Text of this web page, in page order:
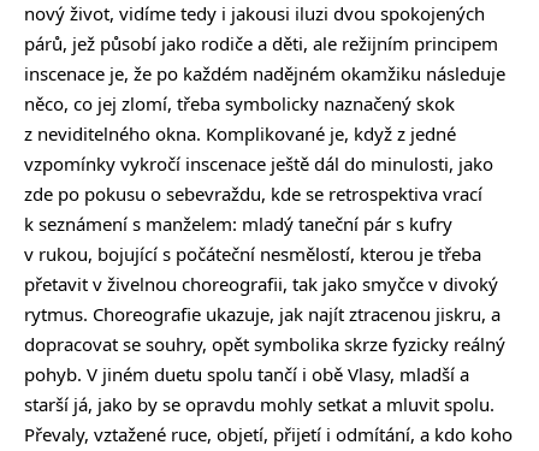
nový život, vidíme tedy i jakousi iluzi dvou spokojených
párů, jež působí jako rodiče a děti, ale režijním principem
inscenace je, že po každém nadějném okamžiku následuje
něco, co jej zlomí, třeba symbolicky naznačený skok
z neviditelného okna. Komplikované je, když z jedné
vzpomínky vykročí inscenace ještě dál do minulosti, jako
zde po pokusu o sebevraždu, kde se retrospektiva vrací
k seznámení s manželem: mladý taneční pár s kufry
v rukou, bojující s počáteční nesmělostí, kterou je třeba
přetavit v živelnou choreografii, tak jako smyčce v divoký
rytmus. Choreografie ukazuje, jak najít ztracenou jiskru, a
dopracovat se souhry, opět symbolika skrze fyzicky reálný
pohyb. V jiném duetu spolu tančí i obě Vlasy, mladší a
starší já, jako by se opravdu mohly setkat a mluvit spolu.
Převaly, vztažené ruce, objetí, přijetí i odmítání, a kdo koho